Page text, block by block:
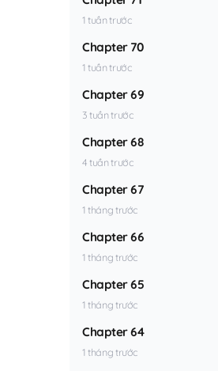
1 tuần trước
Chapter 70
1 tuần trước
Chapter 69
3 tuần trước
Chapter 68
4 tuần trước
Chapter 67
1 tháng trước
Chapter 66
1 tháng trước
Chapter 65
1 tháng trước
Chapter 64
1 tháng trước